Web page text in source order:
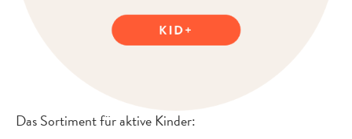
Das Sortiment für aktive Kinder: